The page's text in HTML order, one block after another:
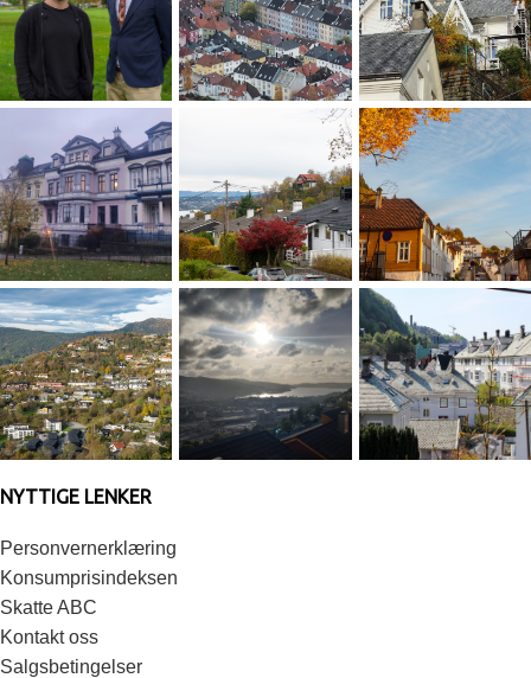
NYTTIGE LENKER
Personvernerklæring
Konsumprisindeksen
Skatte ABC
Kontakt oss
Salgsbetingelser